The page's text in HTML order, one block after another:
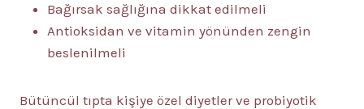
Bağırsak sağlığına dikkat edilmeli
Antioksidan ve vitamin yönünden zengin
beslenilmeli
Bütüncül tıpta kişiye özel diyetler ve probiyotik